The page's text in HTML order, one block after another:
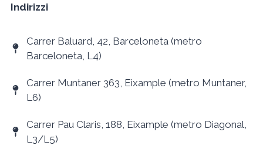
Indirizzi
Carrer Baluard, 42, Barceloneta (metro
Barceloneta, L4)
Carrer Muntaner 363, Eixample (metro Muntaner,
L6)
Carrer Pau Claris, 188, Eixample (metro Diagonal,
L3/L5)